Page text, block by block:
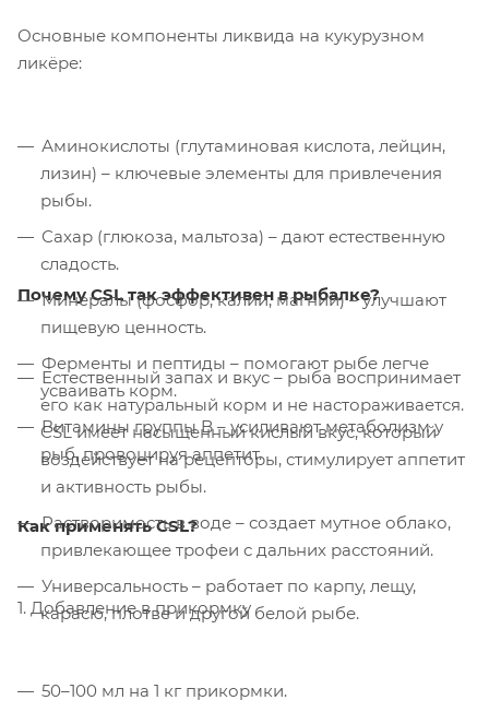
Основные компоненты ликвида на кукурузном
ликёре:
Аминокислоты (глутаминовая кислота, лейцин,
лизин) – ключевые элементы для привлечения
рыбы.
Сахар (глюкоза, мальтоза) – дают естественную
сладость.
Минералы (фосфор, калий, магний) – улучшают
пищевую ценность.
Ферменты и пептиды – помогают рыбе легче
усваивать корм.
Витамины группы B – усиливают метаболизм у
рыб, провоцируя аппетит.
Почему CSL так эффективен в рыбалке?
Естественный запах и вкус – рыба воспринимает
его как натуральный корм и не настораживается.
CSL имеет насыщенный кислый вкус, который
воздействует на рецепторы, стимулирует аппетит
и активность рыбы.
Растворимость в воде – создает мутное облако,
привлекающее трофеи с дальних расстояний.
Универсальность – работает по карпу, лещу,
карасю, плотве и другой белой рыбе.
Как применять CSL?
1. Добавление в прикормку
50–100 мл на 1 кг прикормки.